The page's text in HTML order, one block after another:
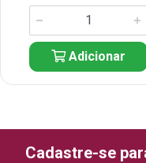
Adicionar
Cadastre-se